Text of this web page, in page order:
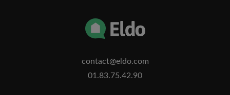
contact@eldo.com
01.83.75.42.90